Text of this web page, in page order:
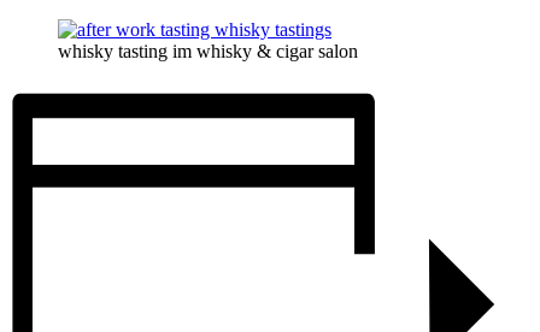
whisky tasting im whisky & cigar salon